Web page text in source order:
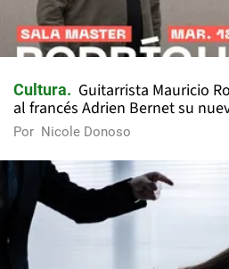
Cultura
Guitarrista Mauricio
al francés Adrien Bernet su
Por Nicole Donoso